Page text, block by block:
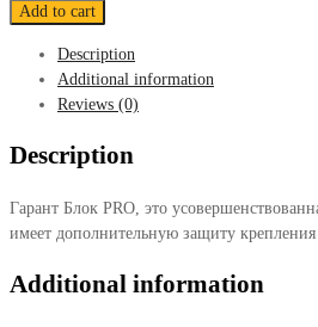
Гарант
ПРО
Renault
II
2020
quantity
Add to cart
Description
Additional information
Reviews (0)
Description
Гарант Блок PRO, это
имеет дополнительную защиту
Additional information